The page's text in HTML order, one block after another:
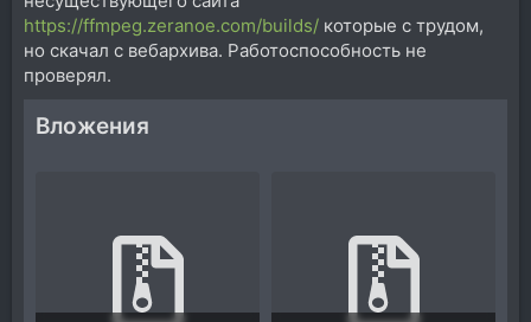
https://ffmpeg.zeranoe.com/builds/ которые с трудом,
но скачал с вебархива. Работоспособность не
проверял.
Вложения